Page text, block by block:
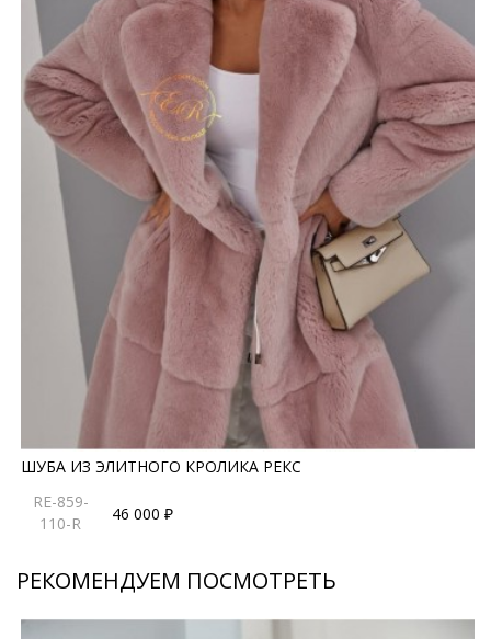
ШУБА ИЗ ЭЛИТНОГО КРОЛИКА РЕКС
RE-859-
110-R
46 000 ₽
РЕКОМЕНДУЕМ ПОСМОТРЕТЬ